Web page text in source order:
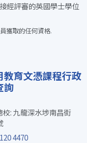
經評審的英國學士學位
獲取的任何資格.
教育文憑課程行政
詢
校: 九龍深水埗南昌街
4470